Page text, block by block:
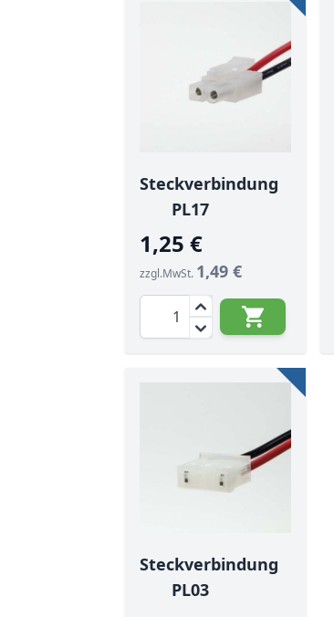
Steckverbindung
PL17
1,25 €
zzgl.MwSt. 1,49 €
Menge
Steckverbindung
PL03